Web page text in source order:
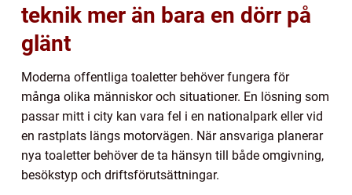
teknik mer än bara en dörr på
glänt
Moderna offentliga toaletter behöver fungera för
många olika människor och situationer. En lösning som
passar mitt i city kan vara fel i en nationalpark eller vid
en rastplats längs motorvägen. När ansvariga planerar
nya toaletter behöver de ta hänsyn till både omgivning,
besökstyp och driftsförutsättningar.